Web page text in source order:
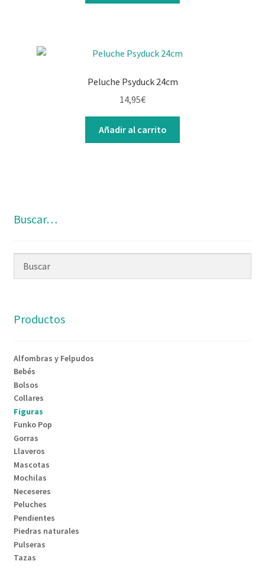
Peluche Psyduck 24cm
14,95€
Añadir al carrito
Buscar…
Productos
Alfombras y Felpudos
Bebés
Bolsos
Collares
Figuras
Funko Pop
Gorras
Llaveros
Mascotas
Mochilas
Neceseres
Peluches
Pendientes
Piedras naturales
Pulseras
Tazas